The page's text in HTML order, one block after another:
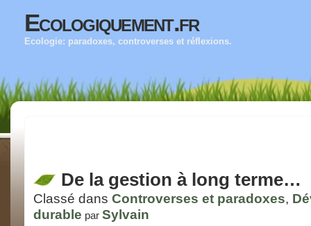
Ecologiquement.fr
Ecologie: paradoxes, controverses et réflexions.
De la gestion à long terme…
Classé dans Controverses et paradoxes,
durable par Sylvain